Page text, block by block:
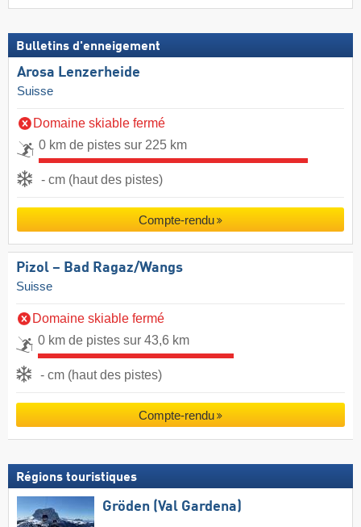
Bulletins d'enneigement
Arosa Lenzerheide
Suisse
Domaine skiable fermé
0 km de pistes sur 225 km
- cm (haut des pistes)
Compte-rendu
Pizol – Bad Ragaz/​Wangs
Suisse
Domaine skiable fermé
0 km de pistes sur 43,6 km
- cm (haut des pistes)
Compte-rendu
Régions touristiques
Gröden (Val Gardena)